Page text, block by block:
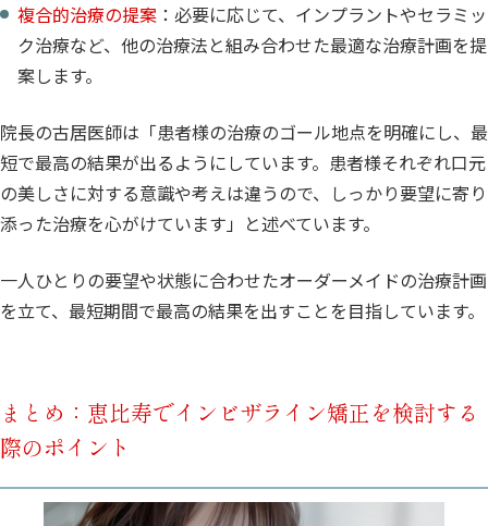
複合的治療の提案 ：必要に応じて、インプラントやセラミッ
ク治療など、他の治療法と組み合わせた最適な治療計画を提
案します。
院長の古居医師は「患者様の治療のゴール地点を明確にし、最
短で最高の結果が出るようにしています。患者様それぞれ口元
の美しさに対する意識や考えは違うので、しっかり要望に寄り
添った治療を心がけています」と述べています。
一人ひとりの要望や状態に合わせたオーダーメイドの治療計画
を立て、最短期間で最高の結果を出すことを目指しています。
まとめ：恵比寿でインビザライン矯正を検討する
際のポイント